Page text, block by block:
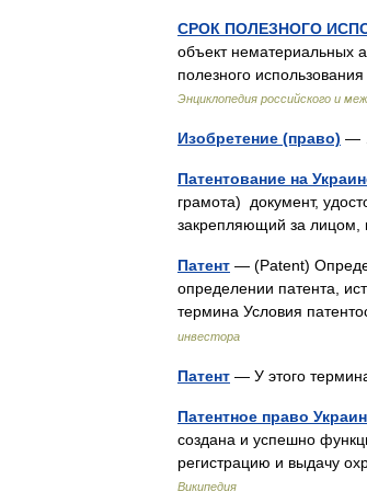
СРОК ПОЛЕЗНОГО
объект нематериальных
полезного
Энциклопедия российского и
Изобретение (право) —
Патентование на
грамота) документ,
закрепляющий за
Патент — (Patent)
определении патента,
термина Условия
инвестора
Патент — У этого
Патентное право
создана и успешно
регистрацию и выдачу
Википедия